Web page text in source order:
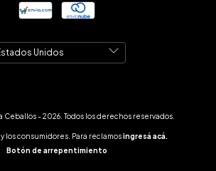
Ceballos - 2026. Todos los derechos reservados.
los consumidores. Para reclamosingresá acá.
Botón de arrepentimiento